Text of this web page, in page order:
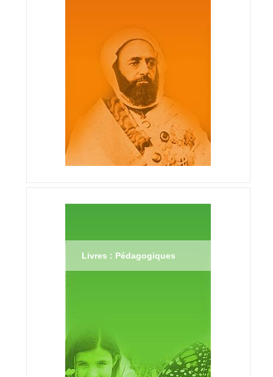
Livres : Pédagogiques